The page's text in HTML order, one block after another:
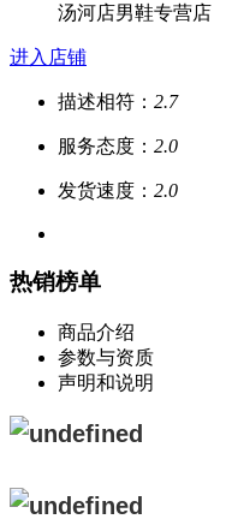
汤河店男鞋专营店
进入店铺
描述相符： 2.7
服务态度： 2.0
发货速度： 2.0
热销榜单
商品介绍
参数与资质
声明和说明